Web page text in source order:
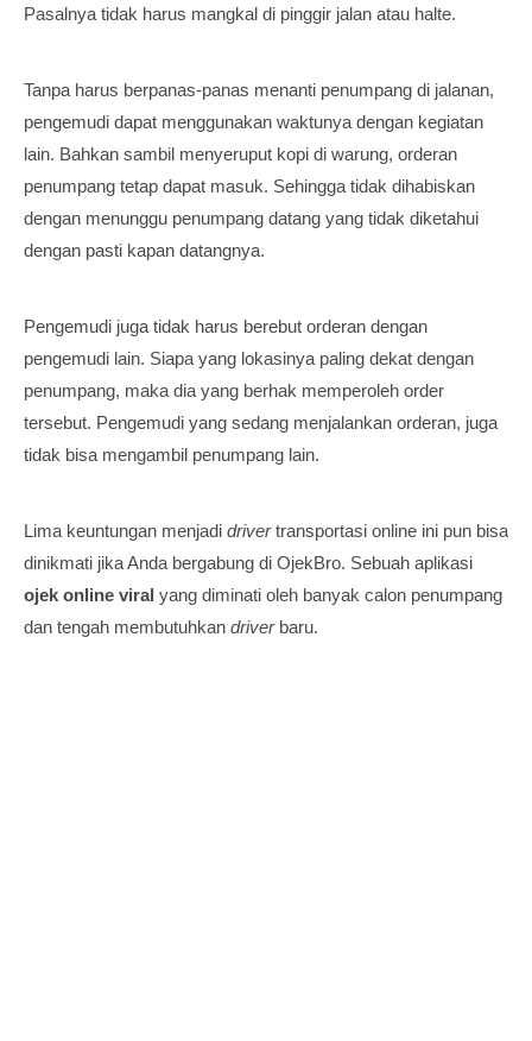
Pasalnya tidak harus mangkal di pinggir jalan atau halte.
Tanpa harus berpanas-panas menanti penumpang di jalanan,
pengemudi dapat menggunakan waktunya dengan kegiatan
lain. Bahkan sambil menyeruput kopi di warung, orderan
penumpang tetap dapat masuk. Sehingga tidak dihabiskan
dengan menunggu penumpang datang yang tidak diketahui
dengan pasti kapan datangnya.
Pengemudi juga tidak harus berebut orderan dengan
pengemudi lain. Siapa yang lokasinya paling dekat dengan
penumpang, maka dia yang berhak memperoleh order
tersebut. Pengemudi yang sedang menjalankan orderan, juga
tidak bisa mengambil penumpang lain.
Lima keuntungan menjadi drivertransportasi online ini pun bisa
dinikmati jika Anda bergabung di OjekBro. Sebuah aplikasi
ojek online viral yang diminati oleh banyak calon penumpang
dan tengah membutuhkan driver baru.